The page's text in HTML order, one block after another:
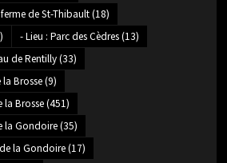
de St-Thibault(18)
- Lieu : Parc des Cèdres(13)
de Rentilly(33)
Brosse(9)
la Brosse(451)
la Gondoire(35)
la Gondoire(17)